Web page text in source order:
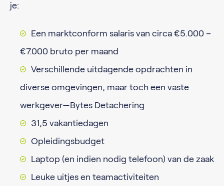
je:
Een marktconform salaris van circa €5.000 –
€7.000 bruto per maand
Verschillende uitdagende opdrachten in
diverse omgevingen, maar toch een vaste
werkgever—Bytes Detachering
31,5 vakantiedagen
Opleidingsbudget
Laptop (en indien nodig telefoon) van de zaak
Leuke uitjes en teamactiviteiten